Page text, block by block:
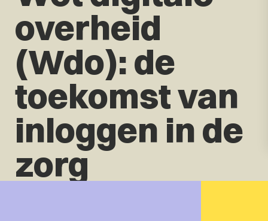
overheid
(Wdo): de
toekomst van
inloggen in de
zorg